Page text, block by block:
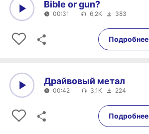
00:31
Bible or gun?
00:31 6,2K 383
Подробнее
00:42
Драйвовый метал
00:42 3,1K 224
Подробнее